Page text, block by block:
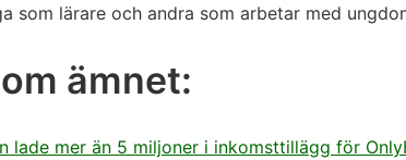
som lärare och andra som arbetar med
ämnet:
lade mer än 5 miljoner i inkomsttillägg för